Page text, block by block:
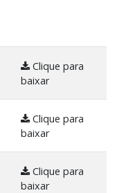
Clique para
baixar
Clique para
baixar
Clique para
baixar